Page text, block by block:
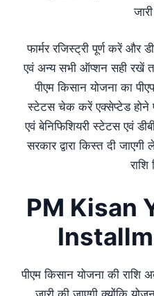
फार्मर रजिस्ट्री पूर्ण करें और
एवं अन्य सभी ऑप्शन सही रखें
पीएम किसान योजना का
स्टेटस चेक करें एक्सेप्टेड होने
एवं बेनिफिशियरी स्टेटस एवं
सरकार द्वारा किस्त दी जाएगी
राशि
PM Kisan
पीएम किसान योजना की राशि